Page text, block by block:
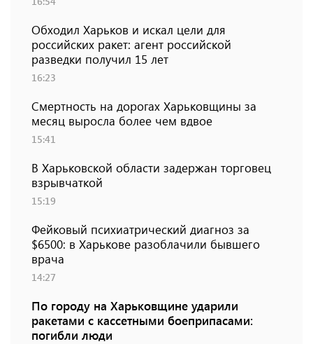
Обходил Харьков и искал цели для
российских ракет: агент российской
разведки получил 15 лет
16:23
Смертность на дорогах Харьковщины за
месяц выросла более чем вдвое
15:41
В Харьковской области задержан торговец
взрывчаткой
15:19
Фейковый психиатрический диагноз за
$6500: в Харькове разоблачили бывшего
врача
14:27
По городу на Харьковщине ударили
ракетами с кассетными боеприпасами:
погибли люди